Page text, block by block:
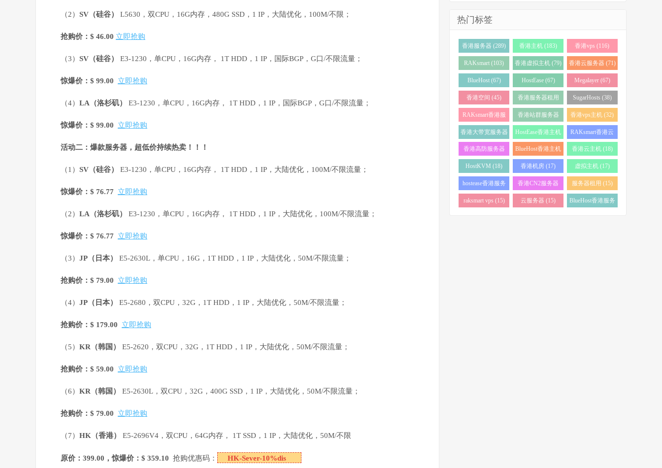
（2） SV （硅谷） L5630，双CPU，16G内存，480G SSD，1 IP，大陆优化，100M/不限；
抢购价：$ 46.00 立即抢购
（3） SV （硅谷） E3-1230，单CPU，16G内存， 1T HDD，1 IP，国际BGP，G口/不限流量；
惊爆价：$ 99.00 立即抢购
（4） LA （洛杉矶） E3-1230，单CPU，16G内存， 1T HDD，1 IP，国际BGP，G口/不限流量；
惊爆价：$ 99.00 立即抢购
活动二：爆款服务器，超低价持续热卖！！！
（1） SV （硅谷） E3-1230，单CPU，16G内存， 1T HDD，1 IP，大陆优化，100M/不限流量；
惊爆价：$ 76.77 立即抢购
（2） LA （洛杉矶） E3-1230，单CPU，16G内存， 1T HDD，1 IP，大陆优化，100M/不限流量；
惊爆价：$ 76.77 立即抢购
（3） JP （日本） E5-2630L，单CPU，16G，1T HDD，1 IP，大陆优化，50M/不限流量；
抢购价：$ 79.00 立即抢购
（4） JP （日本） E5-2680，双CPU，32G，1T HDD，1 IP，大陆优化，50M/不限流量；
抢购价：$ 179.00 立即抢购
（5） KR （韩国） E5-2620，双CPU，32G，1T HDD，1 IP，大陆优化，50M/不限流量；
抢购价：$ 59.00 立即抢购
（6） KR （韩国） E5-2630L，双CPU，32G，400G SSD，1 IP，大陆优化，50M/不限流量；
抢购价：$ 79.00 立即抢购
（7） HK （香港） E5-2696V4，双CPU，64G内存， 1T SSD，1 IP，大陆优化，50M/不限
原价：399.00，惊爆价：$ 359.10 抢购优惠码： HK-Sever-10%dis
热门标签
香港服务器 (289) 香港主机 (183) 香港vps (116)
RAKsmart (103) 香港虚拟主机 (79) 香港云服务器 (71)
BlueHost (67) HostEase (67) Megalayer (67)
香港空间 (45)
香港服务器租用
(43)
SugarHosts (38)
RAKsmart香港服
务器 (38)
香港站群服务器
(34)
香港vps主机 (32)
香港大带宽服务器
(32)
HostEase香港主机
(28)
RAKsmart香港云
服务器 (23)
香港高防服务器
(22)
BlueHost香港主机
(21)
香港云主机 (18)
HostKVM (18) 香港机房 (17) 虚拟主机 (17)
hostease香港服务
器 (17)
香港CN2服务器
(17)
服务器租用 (15)
raksmart vps (15) 云服务器 (15)
BlueHost香港服务